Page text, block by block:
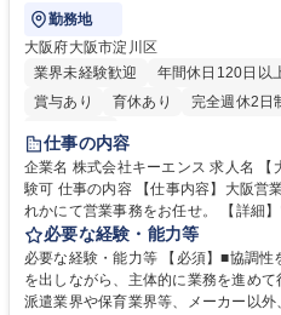
勤務地
大阪府大阪市淀川区
業界未経験歓迎
年間休日120日以
賞与あり
育休あり 完全週休2日
土日祝休み
仕事の内容
企業名 株式会社キーエンス 求人名 【大阪・京都・滋賀】営業事務 ※未経
験可 仕事の内容 【仕事内容】大阪営業所、京都営業所、滋賀営業所いず
れかにて営業事務をお任せ。 【詳細
の作成・カタログ送付・来客対応・営
善をお任せ。 【教育制度】ご入社後、育成担当とペアになりながらOJTに
て業務を覚えていただくことが可能
れているため、スムーズに仕事に慣
必要な経験・能力等
必要な経験・能力等 【必須】■協調
を出しながら、主体的に業務を進め
派遣業界や保育業界等、メーカー以